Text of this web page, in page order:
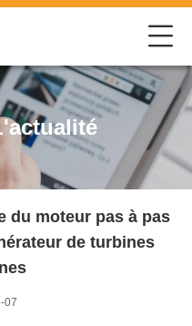
du moteur pas à pas
de turbines
07